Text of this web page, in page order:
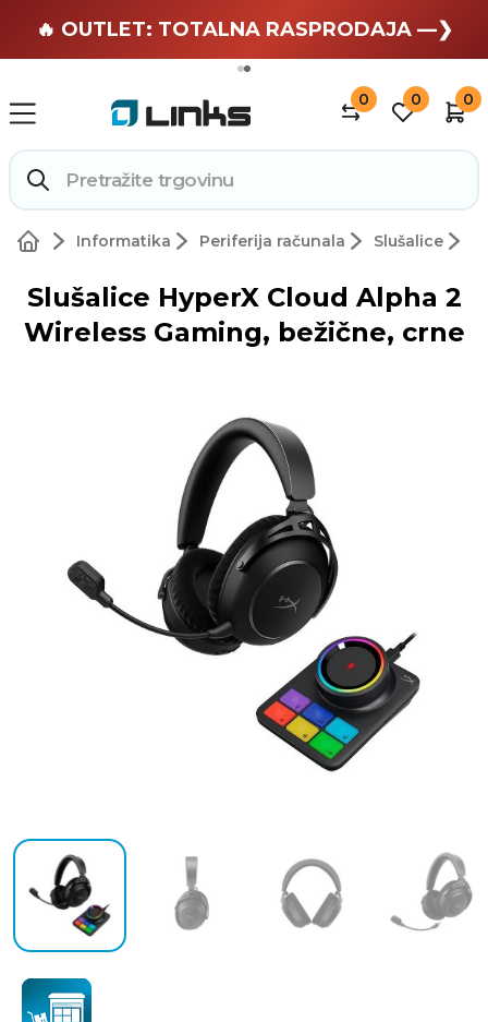
🏄 Zaslužuješ odmor —❯
🔥 OUTLET: TOTALNA RASPRODAJA —❯
0 0 0
Informatika Periferija računala Slušalice
Slušalice HyperX Cloud Alpha 2
Wireless Gaming, bežične, crne